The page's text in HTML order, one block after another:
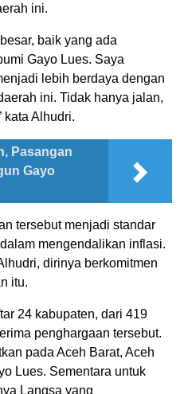
ini.
baik yang ada
Gayo Lues. Saya
lebih berdaya dengan
ini. Tidak hanya jalan,
kata Alhudri.
Pasangan
Gayo
tersebut menjadi standar
mengendalikan inflasi.
dirinya berkomitmen
itu.
24 kabupaten, dari 419
penghargaan tersebut.
pada Aceh Barat, Aceh
Lues. Sementara untuk
Langsa yang